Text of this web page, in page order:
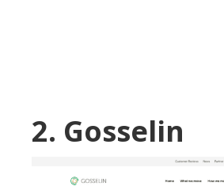
2. Gosselin